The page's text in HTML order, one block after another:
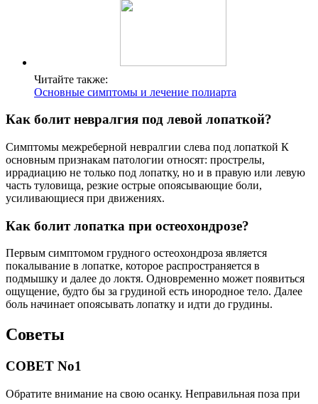
Читайте также:
Основные симптомы и лечение полиарта
Как болит невралгия под левой лопаткой?
Симптомы межреберной невралгии слева под лопаткой К
основным признакам патологии относят: прострелы,
иррадиацию не только под лопатку, но и в правую или левую
часть туловища, резкие острые опоясывающие боли,
усиливающиеся при движениях.
Как болит лопатка при остеохондрозе?
Первым симптомом грудного остеохондроза является
покалывание в лопатке, которое распространяется в
подмышку и далее до локтя. Одновременно может появиться
ощущение, будто бы за грудиной есть инородное тело. Далее
боль начинает опоясывать лопатку и идти до грудины.
Советы
СОВЕТ No1
Обратите внимание на свою осанку. Неправильная поза при